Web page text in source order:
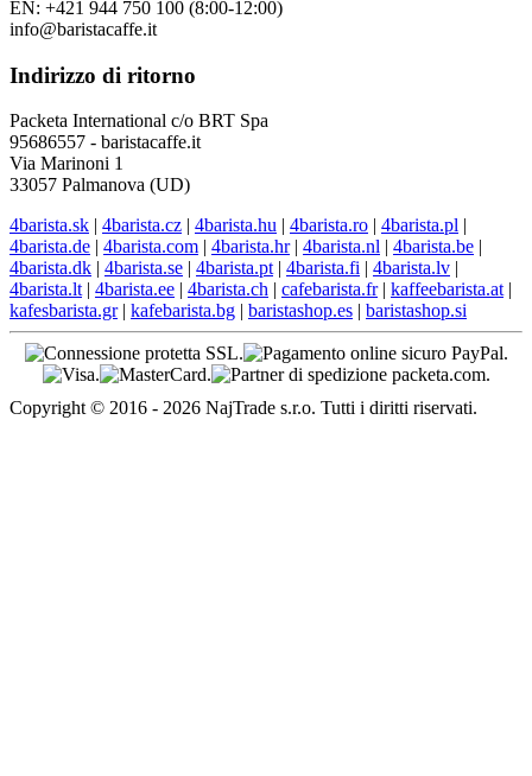
EN: +421 944 750 100 (8:00-12:00)
info@baristacaffe.it
Indirizzo di ritorno
Packeta International c/o BRT Spa
95686557 - baristacaffe.it
Via Marinoni 1
33057 Palmanova (UD)
4barista.sk | 4barista.cz | 4barista.hu | 4barista.ro | 4barista.pl |
4barista.de | 4barista.com | 4barista.hr| 4barista.nl | 4barista.be |
4barista.dk | 4barista.se | 4barista.pt | 4barista.fi | 4barista.lv |
4barista.lt | 4barista.ee | 4barista.ch | cafebarista.fr| kaffeebarista.at |
kafesbarista.gr| kafebarista.bg | baristashop.es | baristashop.si
Copyright © 2016 - 2026 NajTrade s.r.o. Tutti i diritti riservati.